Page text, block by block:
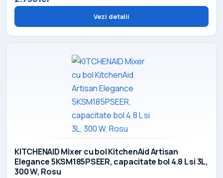
Vezi detalii
KITCHENAID Mixer cu bol KitchenAid Artisan
Elegance 5KSM185PSEER, capacitate bol 4.8 L si 3L,
300 W, Rosu